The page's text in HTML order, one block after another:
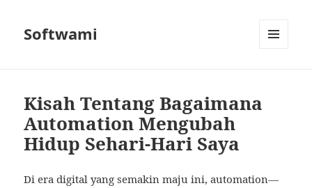
Softwami
Kisah Tentang Bagaimana
Automation Mengubah
Hidup Sehari-Hari Saya
Di era digital yang semakin maju ini, automation—